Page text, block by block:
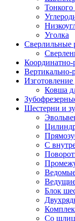
Тонкого
Уголка
Сверлильные
Координатно-
Вертикально-
Изготовление
Ковша
Шестерни и
С
Блок
Со